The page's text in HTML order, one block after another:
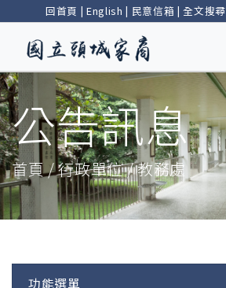
回首頁 | English | 民意信箱 |全文搜尋
公告訊息
首頁 / 行政單位 / 教務處
功能選單